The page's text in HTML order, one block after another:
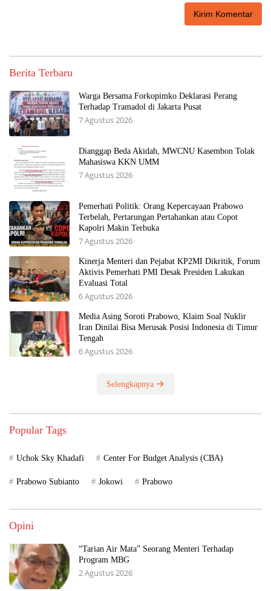
Berita Terbaru
Warga Bersama Forkopimko Deklarasi Perang
Terhadap Tramadol di Jakarta Pusat
7 Agustus 2026
Dianggap Beda Akidah, MWCNU Kasembon Tolak
Mahasiswa KKN UMM
7 Agustus 2026
Pemerhati Politik: Orang Kepercayaan Prabowo
Terbelah, Pertarungan Pertahankan atau Copot
Kapolri Makin Terbuka
7 Agustus 2026
Kinerja Menteri dan Pejabat KP2MI Dikritik, Forum
Aktivis Pemerhati PMI Desak Presiden Lakukan
Evaluasi Total
6 Agustus 2026
Media Asing Soroti Prabowo, Klaim Soal Nuklir
Iran Dinilai Bisa Merusak Posisi Indonesia di Timur
Tengah
6 Agustus 2026
Selengkapnya
Popular Tags
Uchok Sky Khadafi Center For Budget Analysis (CBA)
Prabowo Subianto Jokowi Prabowo
Opini
“Tarian Air Mata” Seorang Menteri Terhadap
Program MBG
2 Agustus 2026